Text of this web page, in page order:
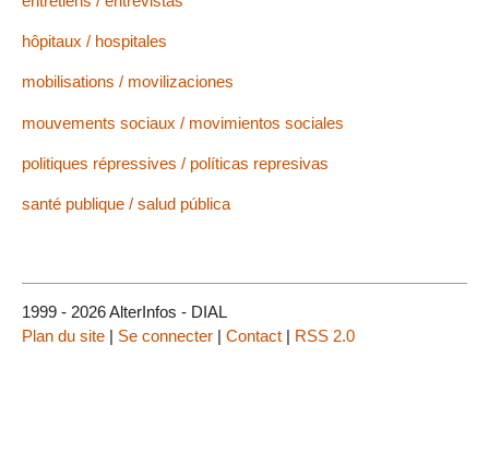
hôpitaux / hospitales
mobilisations / movilizaciones
mouvements sociaux / movimientos sociales
politiques répressives / políticas represivas
santé publique / salud pública
1999 - 2026 AlterInfos - DIAL
Plan du site | Se connecter | Contact | RSS 2.0